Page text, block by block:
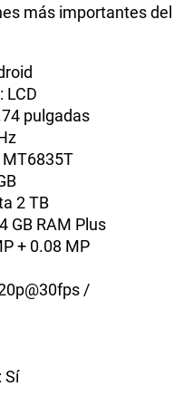
más importantes del
: LCD
pulgadas
2 TB
GB RAM Plus
+ 0.08 MP
/
: Sí